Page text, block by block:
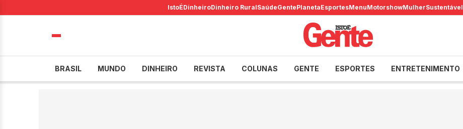
IstoÉDinheiroDinheiro RuralSaúdeGentePlanetaEsportesMenuMotorshowMulherSustentável
BRASIL MUNDO DINHEIRO REVISTA COLUNAS GENTE ESPORTES ENTRETENIMENTO